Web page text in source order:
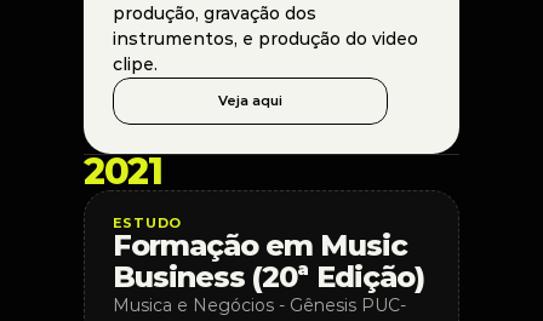
produção, gravação dos
instrumentos, e produção do video
clipe.
Veja aqui
2021
ESTUDO
Formação em Music
Business (20ª Edição)
Musica e Negócios - Gênesis PUC-